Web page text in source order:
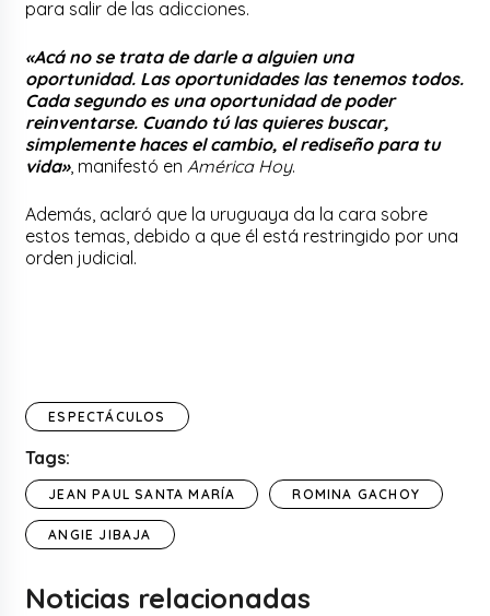
para salir de las adicciones.
«Acá no se trata de darle a alguien una
oportunidad. Las oportunidades las tenemos todos.
Cada segundo es una oportunidad de poder
reinventarse. Cuando tú las quieres buscar,
simplemente haces el cambio, el rediseño para tu
vida», manifestó enAmérica Hoy.
Además, aclaró que la uruguaya da la cara sobre
estos temas, debido a que él está restringido por una
orden judicial.
ESPECTÁCULOS
Tags:
JEAN PAUL SANTA MARÍA ROMINA GACHOY
ANGIE JIBAJA
Noticias relacionadas